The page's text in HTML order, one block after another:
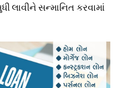
લાવીને સન્માનિત કરવામાં